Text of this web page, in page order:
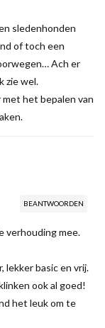
sledenhonden
of toch een
Ach er
zie wel.
met het bepalen van
BEANTWOORDEN
verhouding mee.
lekker basic en vrij.
ook al goed!
het leuk om te